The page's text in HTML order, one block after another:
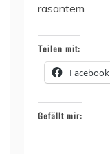
rasantem
Teilen mit:
Facebook
Gefällt mir: